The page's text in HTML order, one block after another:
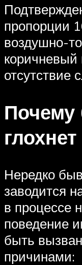
пропорции
воздушно-
коричневый
отсутствие
Почему
Нередко
заводится
в процессе
поведение
быть
причинами: